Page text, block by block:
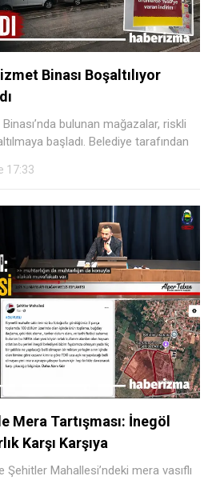
Binası Boşaltılıyor
bulunan mağazalar, riskli
başladı. Belediye tarafından
17:33
Mera Tartışması: İnegöl
Karşı Karşıya
Şehitler Mahallesi’ndeki mera vasıflı